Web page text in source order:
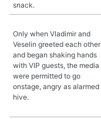
snack.
Only when Vladimir and
Veselin greeted each other
and began shaking hands
with VIP guests, the media
were permitted to go
onstage, angry as alarmed
hive.